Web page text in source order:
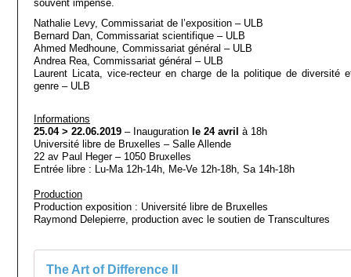
souvent impensé.
Nathalie Levy, Commissariat de l’exposition – ULB
Bernard Dan, Commissariat scientifique – ULB
Ahmed Medhoune, Commissariat général – ULB
Andrea Rea, Commissariat général – ULB
Laurent Licata, vice-recteur en charge de la politique de diversité
genre – ULB
Informations
25.04 > 22.06.2019 – Inauguration le 24 avril à 18h
Université libre de Bruxelles – Salle Allende
22 av Paul Heger – 1050 Bruxelles
Entrée libre : Lu-Ma 12h-14h, Me-Ve 12h-18h, Sa 14h-18h
Production
Production exposition : Université libre de Bruxelles
Raymond Delepierre, production avec le soutien de Transcultures
The Art of Difference II